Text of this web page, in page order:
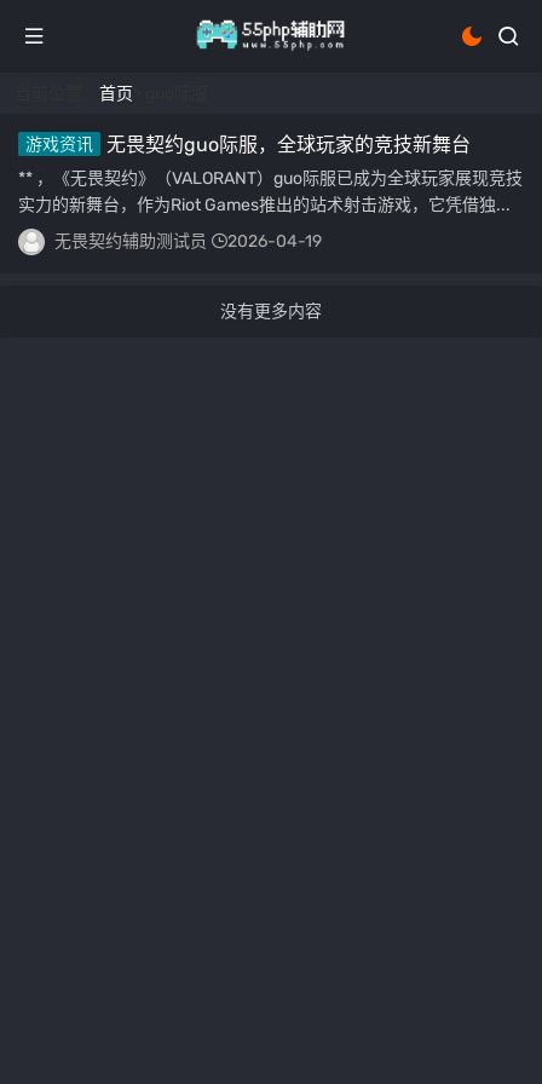
首页
游戏资讯 无畏契约guo际服，全球玩家的竞技新舞台
** ，《无畏契约》（VALORANT）guo际服已成为全球玩家展现竞技
实力的新舞台，作为Riot Games推出的站术射击游戏，它凭借独...
无畏契约辅助测试员
2026-04-19
没有更多内容